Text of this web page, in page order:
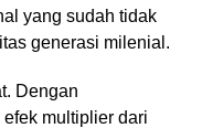
yang sudah tidak
generasi milenial.
Dengan
multiplier dari